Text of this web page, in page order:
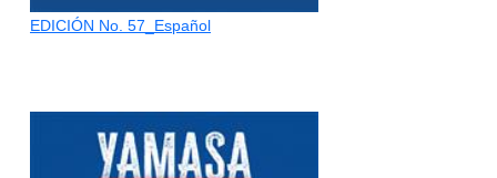
EDICIÓN No. 57_Español